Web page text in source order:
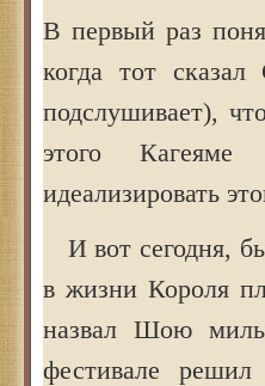
В первый раз
когда тот
подслушивает),
этого
идеализировать
И вот сегодня,
в жизни Короля
назвал Шою
фестивале